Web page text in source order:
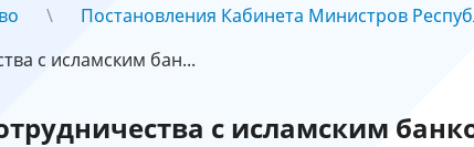
Постановления Кабинета Министров
с исламским бан...
с исламским